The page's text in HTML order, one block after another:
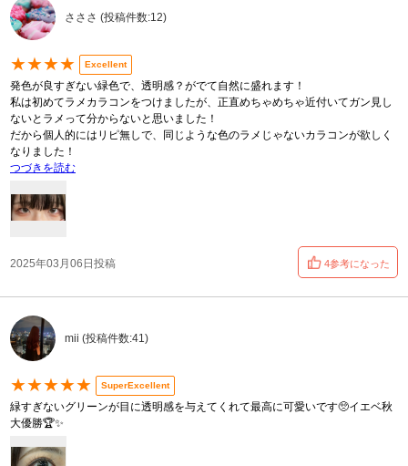
さささ (投稿件数:12)
★★★★ Excellent
発色が良すぎない緑色で、透明感？がでて自然に盛れます！
私は初めてラメカラコンをつけましたが、正直めちゃめちゃ近付いてガン見し
ないとラメって分からないと思いました！
だから個人的にはリピ無しで、同じような色のラメじゃないカラコンが欲しく
なりました！
つづきを読む
2025年03月06日投稿 4参考になった
mii (投稿件数:41)
★★★★★ SuperExcellent
緑すぎないグリーンが目に透明感を与えてくれて最高に可愛いです🥺イエベ秋
大優勝🏆✨